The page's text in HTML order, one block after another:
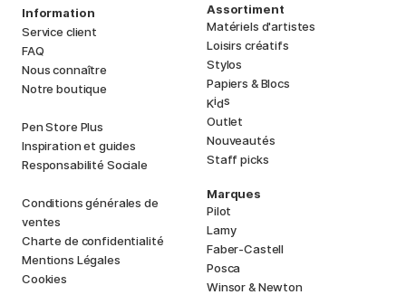
Information
Service client
FAQ
Nous connaître
Notre boutique
Pen Store Plus
Inspiration et guides
Responsabilité Sociale
Conditions générales de
ventes
Charte de confidentialité
Mentions Légales
Cookies
Assortiment
Matériels d'artistes
Loisirs créatifs
Stylos
Papiers & Blocs
Kids
Outlet
Nouveautés
Staff picks
Marques
Pilot
Lamy
Faber-Castell
Posca
Winsor & Newton